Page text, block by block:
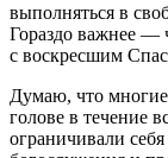
выполняться в
Гораздо важнее —
с воскресшим
Думаю, что многие
голове в течение
ограничивали